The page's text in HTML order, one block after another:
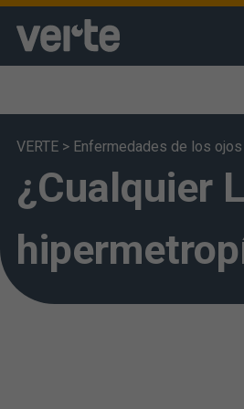
VERTE > Enfermedades de los
¿Cualquier